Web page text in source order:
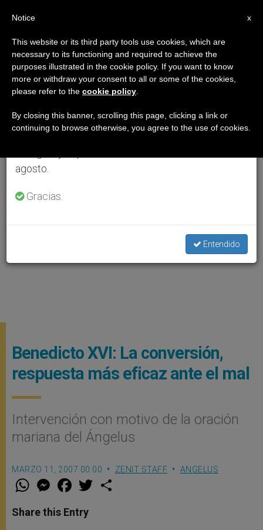
Benedicto XVI: La conversión,
respuesta más eficaz ante el mal
Intervención con motivo de la oración
mariana del Ángelus
MARZO 11, 2007 00:00 ZENIT STAFF ANGELUS
W
t
s
M
e
s
e
F
a
e
b
w
Share this Entry
×
Aviso importante
Del 27 de julio al 7 de agosto haremos la pausa
anual, aprovechando que en el periodo de verano
se generan menos informaciones y también el
agosto.
Gracias.
Entendido
x
Notice
This website or its third party tools use cookies, which are
necessary to its functioning and required to achieve the
purposes illustrated in the cookie policy. If you want to know
more or withdraw your consent to all or some of the cookies,
please refer to the cookie policy
By closing this banner, scrolling this page, clicking a link or
continuing to browse otherwise, you agree to the use of cookies.